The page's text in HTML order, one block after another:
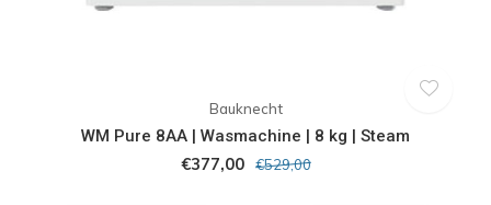
Bauknecht
WM Pure 8AA | Wasmachine | 8 kg | Steam
€377,00 €529,00